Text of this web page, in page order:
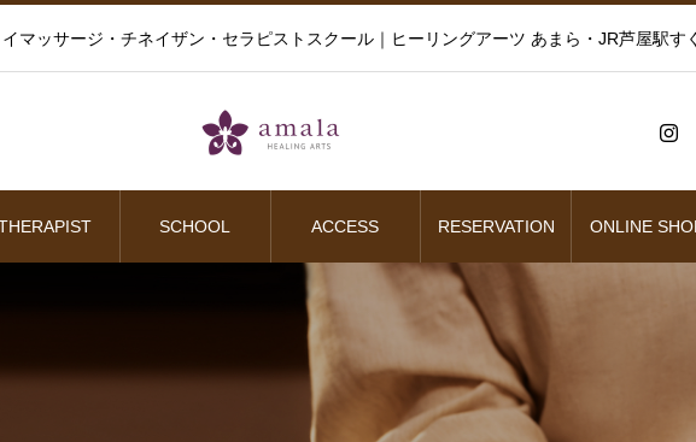
マッサージ・チネイザン・セラピストスクール｜ヒーリングアーツ あまら・JR芦屋駅す
SCHOOL ACCESS RESERVATION ONLINE